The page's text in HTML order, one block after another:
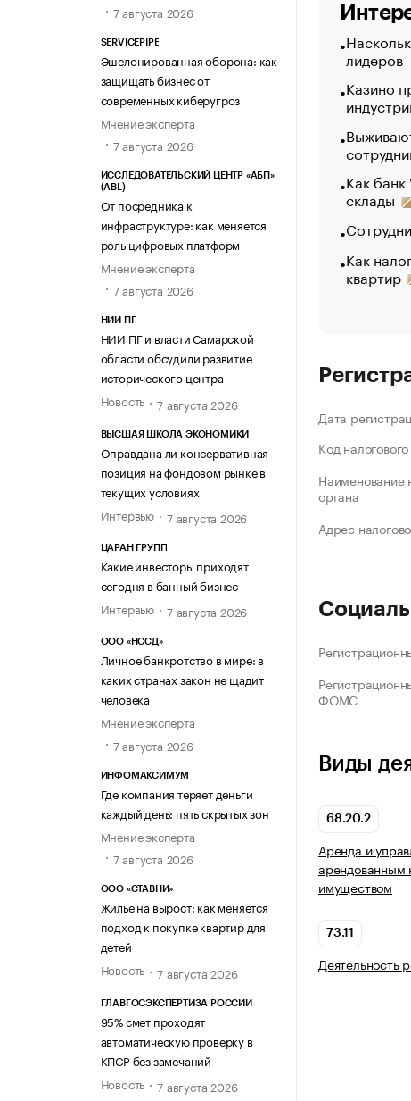
7 августа 2026
SERVICEPIPE
Эшелонированная оборона: как
защищать бизнес от
современных киберугроз
Мнение эксперта
7 августа 2026
ИССЛЕДОВАТЕЛЬСКИЙ ЦЕНТР «АБП»
(ABL)
От посредника к
инфраструктуре: как меняется
роль цифровых платформ
Мнение эксперта
7 августа 2026
НИИ ПГ
НИИ ПГ и власти Самарской
области обсудили развитие
исторического центра
Новость
7 августа 2026
ВЫСШАЯ ШКОЛА ЭКОНОМИКИ
Оправдана ли консервативная
позиция на фондовом рынке в
текущих условиях
Интервью
7 августа 2026
ЦАРАН ГРУПП
Какие инвесторы приходят
сегодня в банный бизнес
Интервью
7 августа 2026
ООО «НССД»
Личное банкротство в мире: в
каких странах закон не щадит
человека
Мнение эксперта
7 августа 2026
ИНФОМАКСИМУМ
Где компания теряет деньги
каждый день: пять скрытых зон
Мнение эксперта
7 августа 2026
ООО «СТАВНИ»
Жилье на вырост: как меняется
подход к покупке квартир для
детей
Новость
7 августа 2026
ГЛАВГОСЭКСПЕРТИЗА РОССИИ
95% смет проходят
автоматическую проверку в
КПСР без замечаний
Новость
7 августа 2026
лидеров
Казино
Как
склады
Как
квартир
Дата
Код
Наименование
органа
Адрес
ФОМС
Виды
68.20.2
Аренда и
имуществом
73.11
Деятельность